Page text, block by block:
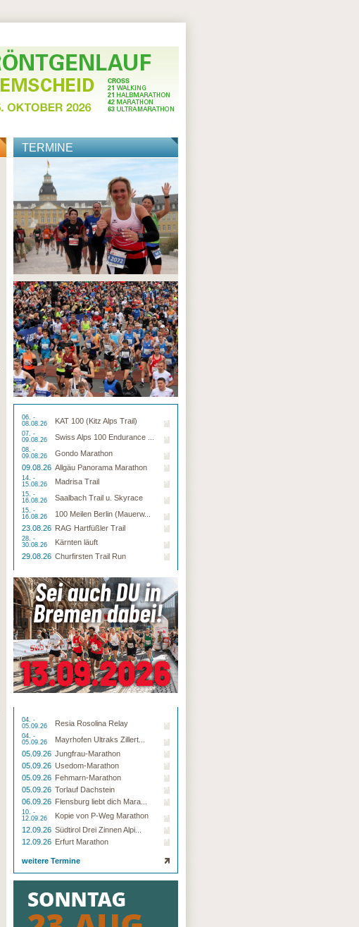
TERMINE
06. -
08.08.26
KAT 100 (Kitz Alps Trail)
07. -
09.08.26
Swiss Alps 100 Endurance ...
08. -
09.08.26
Gondo Marathon
09.08.26 Allgäu Panorama Marathon
14. -
15.08.26
Madrisa Trail
15. -
16.08.26
Saalbach Trail u. Skyrace
15. -
16.08.26
100 Meilen Berlin (Mauerw...
23.08.26 RAG Hartfüßler Trail
28. -
30.08.26
Kärnten läuft
29.08.26 Churfirsten Trail Run
04. -
05.09.26
Resia Rosolina Relay
04. -
05.09.26
Mayrhofen Ultraks Zillert...
05.09.26 Jungfrau-Marathon
05.09.26 Usedom-Marathon
05.09.26 Fehmarn-Marathon
05.09.26 Torlauf Dachstein
06.09.26 Flensburg liebt dich Mara...
10. -
12.09.26
Kopie von P-Weg Marathon
12.09.26 Südtirol Drei Zinnen Alpi...
12.09.26 Erfurt Marathon
weitere Termine